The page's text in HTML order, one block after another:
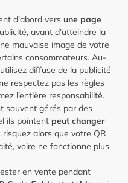
d’abord vers une page
avant d’atteindre la
mauvaise image de votre
consommateurs. Au-
diffuse de la publicité
respectez pas les règles
l’entière responsabilité.
souvent gérés par des
ils pointent peut changer
alors que votre QR
voire ne fonctionne plus
en vente pendant